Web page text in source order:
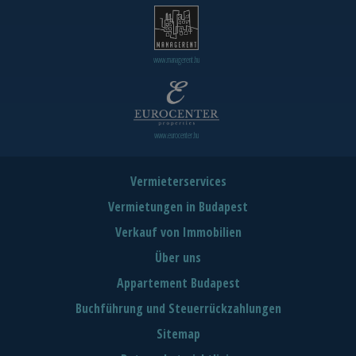
www.managerent.hu
www.eurocenter.hu
Vermieterservices
Vermietungen in Budapest
Verkauf von Immobilien
Über uns
Appartement Budapest
Buchführung und Steuerrückzahlungen
Sitemap